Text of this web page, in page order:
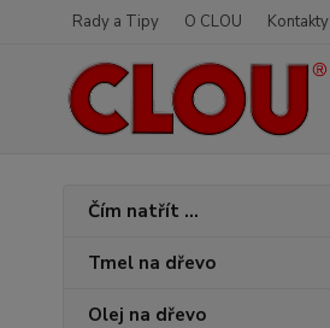
Rady a Tipy O CLOU Kontakty
Čím natřít ...
Tmel na dřevo
Olej na dřevo